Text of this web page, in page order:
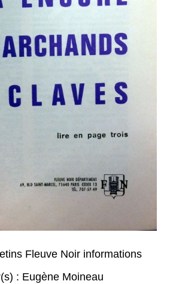
Fleuve Noir informations
: Eugène Moineau